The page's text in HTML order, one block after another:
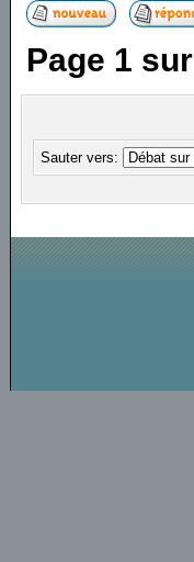
Page 1 sur
Sauter vers: